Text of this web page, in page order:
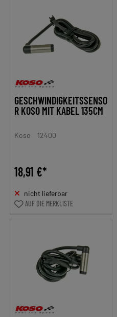
GESCHWINDIGKEITSSENSO
R KOSO MIT KABEL 135CM
Koso 12400
18,91 €*
nicht lieferbar
AUF DIE MERKLISTE